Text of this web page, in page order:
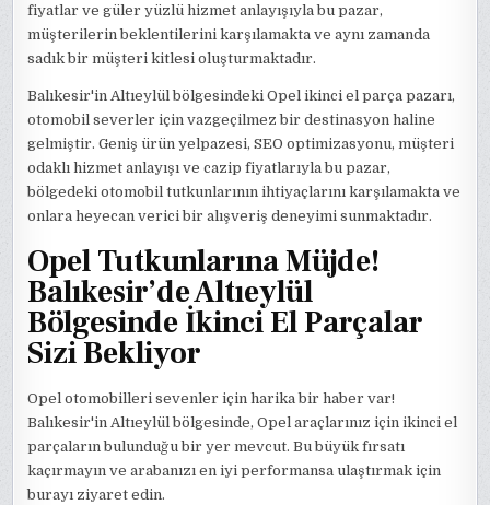
fiyatlar ve güler yüzlü hizmet anlayışıyla bu pazar,
müşterilerin beklentilerini karşılamakta ve aynı zamanda
sadık bir müşteri kitlesi oluşturmaktadır.
Balıkesir'in Altıeylül bölgesindeki Opel ikinci el parça pazarı,
otomobil severler için vazgeçilmez bir destinasyon haline
gelmiştir. Geniş ürün yelpazesi, SEO optimizasyonu, müşteri
odaklı hizmet anlayışı ve cazip fiyatlarıyla bu pazar,
bölgedeki otomobil tutkunlarının ihtiyaçlarını karşılamakta ve
onlara heyecan verici bir alışveriş deneyimi sunmaktadır.
Opel Tutkunlarına Müjde!
Balıkesir’de Altıeylül
Bölgesinde İkinci El Parçalar
Sizi Bekliyor
Opel otomobilleri sevenler için harika bir haber var!
Balıkesir'in Altıeylül bölgesinde, Opel araçlarınız için ikinci el
parçaların bulunduğu bir yer mevcut. Bu büyük fırsatı
kaçırmayın ve arabanızı en iyi performansa ulaştırmak için
burayı ziyaret edin.